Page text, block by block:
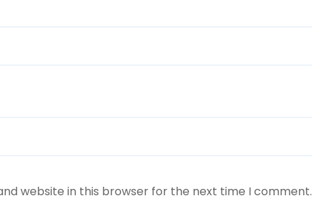
website in this browser for the next time I comment.